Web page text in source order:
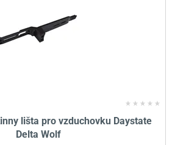
lišta pro vzduchovku Daystate
Delta Wolf